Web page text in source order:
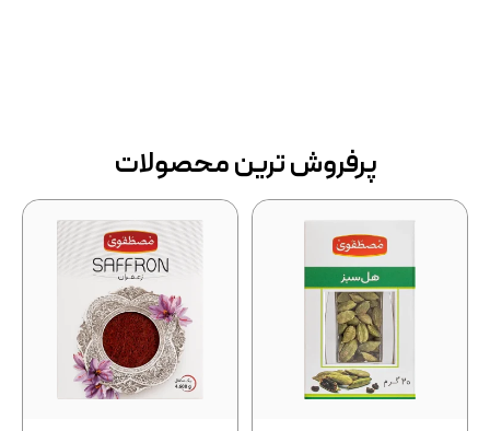
پرفروش ترین محصولات